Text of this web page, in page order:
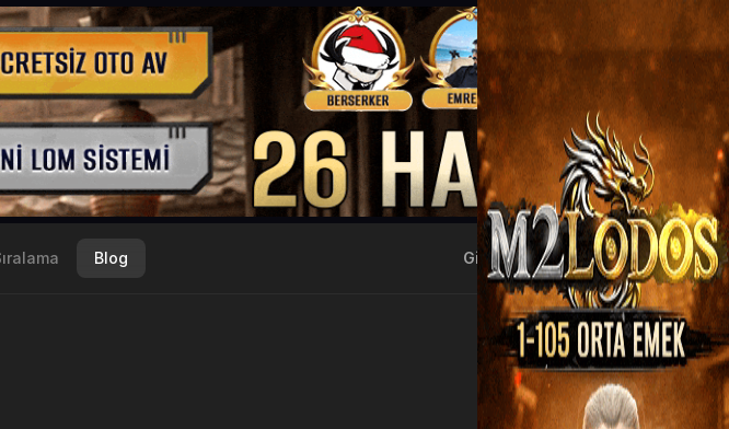
Blog Giriş Yap Kayıt Ol